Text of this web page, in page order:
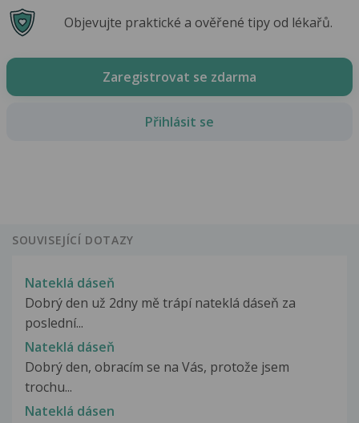
Objevujte praktické a ověřené tipy od lékařů.
Zaregistrovat se zdarma
Přihlásit se
SOUVISEJÍCÍ DOTAZY
Nateklá dáseň
Dobrý den už 2dny mě trápí nateklá dáseň za
poslední...
Nateklá dáseň
Dobrý den, obracím se na Vás, protože jsem
trochu...
Nateklá dásen